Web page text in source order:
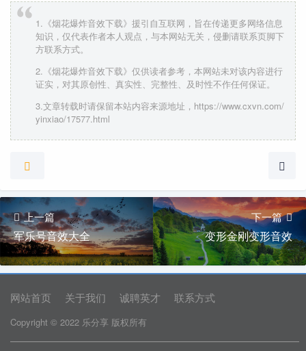
1.《烟花爆炸音效下载》援引自互联网，旨在传递更多网络信息
知识，仅代表作者本人观点，与本网站无关，侵删请联系页脚下
方联系方式。
2.《烟花爆炸音效下载》仅供读者参考，本网站未对该内容进行
证实，对其原创性、真实性、完整性、及时性不作任何保证。
3.文章转载时请保留本站内容来源地址，https://www.cxvn.com/
yinxiao/17577.html
上一篇
军乐号音效大全
下一篇
变形金刚变形音效
网站首页 关于我们 诚聘英才 联系方式
Copyright © 2022 乐分享 版权所有